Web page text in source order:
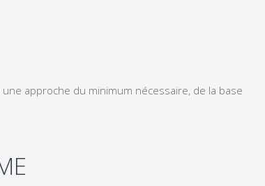
approche du minimum nécessaire, de la base